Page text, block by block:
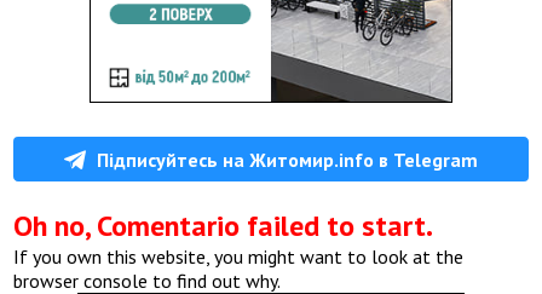
Підписуйтесь на Житомир.info в Telegram
Oh no, Comentario failed to start.
If you own this website, you might want to look at the
browser console to find out why.